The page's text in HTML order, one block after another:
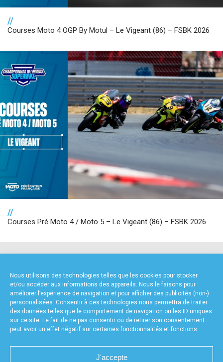
Nous utilisons des technologies telles que les cookies pour stocker
et/ou accéder aux informations des appareils. Nous le faisons pour
améliorer l’expérience de navigation et pour afficher des publicités (non-)
personnalisées. Consentir à ces technologies nous permettra de traiter
des données telles que le comportement de navigation ou les ID uniques
sur ce site. Le fait de ne pas consentir ou de retirer son consentement
peut avoir un effet négatif sur certaines fonctionnalités et fonctions.
J'accepte
//
Courses Moto 4 OGP By Motul – Le Vigeant (86) – FSBK 2026
//
Courses Pré Moto 4 / Moto 5 – Le Vigeant (86) – FSBK 2026